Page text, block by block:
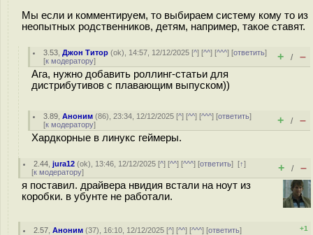
Мы если и комментируем, то выбираем систему кому то из
неопытных родственников, детям, например, такое ставят.
3.53 ,Джон Титор (ok), 14:57, 12/12/2025 [^] [^^] [^^^] [ответить]
[к модератору] + / –
Ага, нужно добавить роллинг-статьи для
дистрибутивов с плавающим выпуском))
3.89 ,Аноним (86), 23:34, 12/12/2025 [^] [^^] [^^^] [ответить]
[к модератору] + / –
Хардкорные в линукс геймеры.
2.44 ,jura12 (ok), 13:46, 12/12/2025 [^] [^^] [^^^] [ответить][↑]
[к модератору] + / –
я поставил. драйвера нвидия встали на ноут из
коробки. в убунте не работали.
2.57 ,Аноним (37), 16:10, 12/12/2025 [^] [^^] [^^^] [ответить]
+1